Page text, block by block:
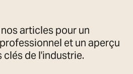
articles pour un
et un aperçu
clés de l'industrie.